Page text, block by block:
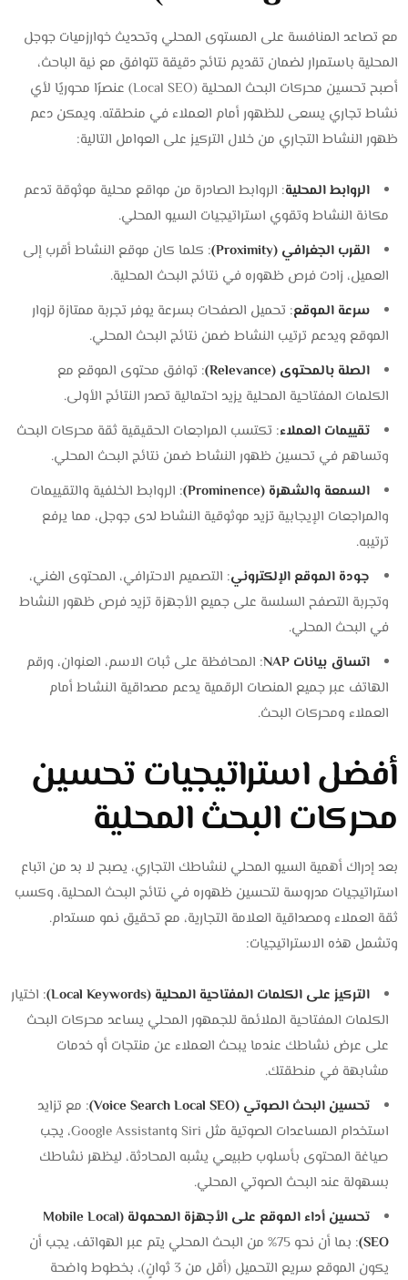
مع تصاعد المنافسة على المستوى المحلي وتحديث خوارزميات جوجل
المحلية باستمرار لضمان تقديم نتائج دقيقة تتوافق مع نية الباحث،
أصبح تحسين محركات البحث المحلية (Local SEO) عنصرًا محوريًا لأي
نشاط تجاري يسعى للظهور أمام العملاء في منطقته. ويمكن دعم
ظهور النشاط التجاري من خلال التركيز على العوامل التالية:
الروابط المحلية: الروابط الصادرة من مواقع محلية موثوقة تدعم
مكانة النشاط وتقوي استراتيجيات السيو المحلي.
القرب الجغرافي (Proximity)
: كلما كان موقع النشاط أقرب إلى
العميل، زادت فرص ظهوره في نتائج البحث المحلية.
سرعة الموقع: تحميل الصفحات بسرعة يوفر تجربة ممتازة لزوار
الموقع ويدعم ترتيب النشاط ضمن نتائج البحث المحلي.
الصلة بالمحتوى (Relevance)
: توافق محتوى الموقع مع
الكلمات المفتاحية المحلية يزيد احتمالية تصدر النتائج الأولى.
تقييمات العملاء: تكتسب المراجعات الحقيقية ثقة محركات البحث
وتساهم في تحسين ظهور النشاط ضمن نتائج البحث المحلي.
السمعة والشهرة (Prominence)
: الروابط الخلفية والتقييمات
والمراجعات الإيجابية تزيد موثوقية النشاط لدى جوجل، مما يرفع
ترتيبه.
جودة الموقع الإلكتروني: التصميم الاحترافي، المحتوى الغني،
وتجربة التصفح السلسة على جميع الأجهزة تزيد فرص ظهور النشاط
في البحث المحلي.
اتساق بيانات NAP
: المحافظة على ثبات الاسم، العنوان، ورقم
الهاتف عبر جميع المنصات الرقمية يدعم مصداقية النشاط أمام
العملاء ومحركات البحث.
أفضل استراتيجيات تحسين
محركات البحث المحلية
بعد إدراك أهمية السيو المحلي لنشاطك التجاري، يصبح لا بد من اتباع
استراتيجيات مدروسة لتحسين ظهوره في نتائج البحث المحلية، وكسب
ثقة العملاء ومصداقية العلامة التجارية، مع تحقيق نمو مستدام.
وتشمل هذه الاستراتيجيات:
التركيز على الكلمات المفتاحية المحلية (Local Keywords)
: اختيار
الكلمات المفتاحية الملائمة للجمهور المحلي يساعد محركات البحث
على عرض نشاطك عندما يبحث العملاء عن منتجات أو خدمات
مشابهة في منطقتك.
تحسين البحث الصوتي (Voice Search Local SEO)
: مع تزايد
استخدام المساعدات الصوتية مثل Siri وGoogle Assistant، يجب
صياغة المحتوى بأسلوب طبيعي يشبه المحادثة، ليظهر نشاطك
بسهولة عند البحث الصوتي المحلي.
تحسين أداء الموقع على الأجهزة المحمولة (Mobile Local
SEO)
: بما أن نحو 75% من البحث المحلي يتم عبر الهواتف، يجب أن
يكون الموقع سريع التحميل (أقل من 3 ثوانٍ)، بخطوط واضحة